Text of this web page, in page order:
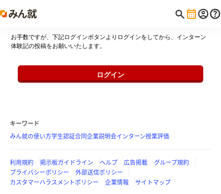
お手数ですが、下記ログインボタンよりログインをしてから、インターン
体験記の投稿をお願いいたします。
ログイン
キーワード
みん就の使い方学生認証合同企業説明会インターン授業評価
利用規約 掲示板ガイドライン ヘルプ 広告掲載
グループ規約
プライバシーポリシー
外部送信ポリシー
カスタマーハラスメントポリシー
企業情報 サイトマップ